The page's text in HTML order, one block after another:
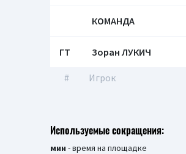
КОМАНДА
ГТ Зоран ЛУКИЧ
# Игрок
Используемые сокращения:
мин - время на площадке